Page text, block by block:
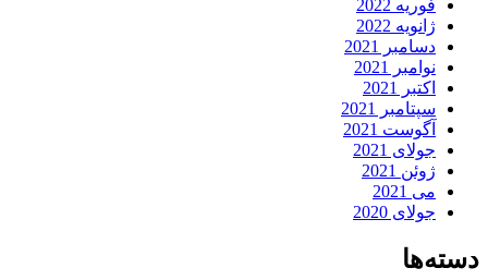
فوریه 2022
ژانویه 2022
دسامبر 2021
نوامبر 2021
اکتبر 2021
سپتامبر 2021
آگوست 2021
جولای 2021
ژوئن 2021
می 2021
جولای 2020
دسته‌ها